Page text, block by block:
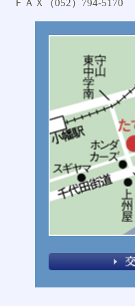
2017年5月
2017年4月
2017年3月
2017年2月
2015年8月
2015年6月
ＦＡＸ（052）794-5170